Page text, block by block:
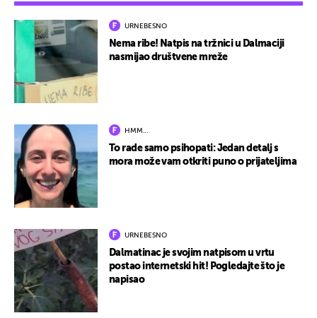
URNEBESNO
Nema ribe! Natpis na tržnici u Dalmaciji
nasmijao društvene mreže
HMM…
To rade samo psihopati: Jedan detalj s
mora može vam otkriti puno o prijateljima
URNEBESNO
Dalmatinac je svojim natpisom u vrtu
postao internetski hit! Pogledajte što je
napisao